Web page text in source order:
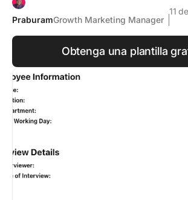
PraburamGrowth Marketing Manager
11
Obtenga una plantilla